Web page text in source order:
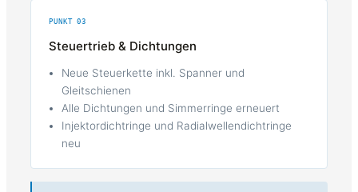
PUNKT 03
Steuertrieb & Dichtungen
Neue Steuerkette inkl. Spanner und
Gleitschienen
Alle Dichtungen und Simmerringe erneuert
Injektordichtringe und Radialwellendichtringe
neu